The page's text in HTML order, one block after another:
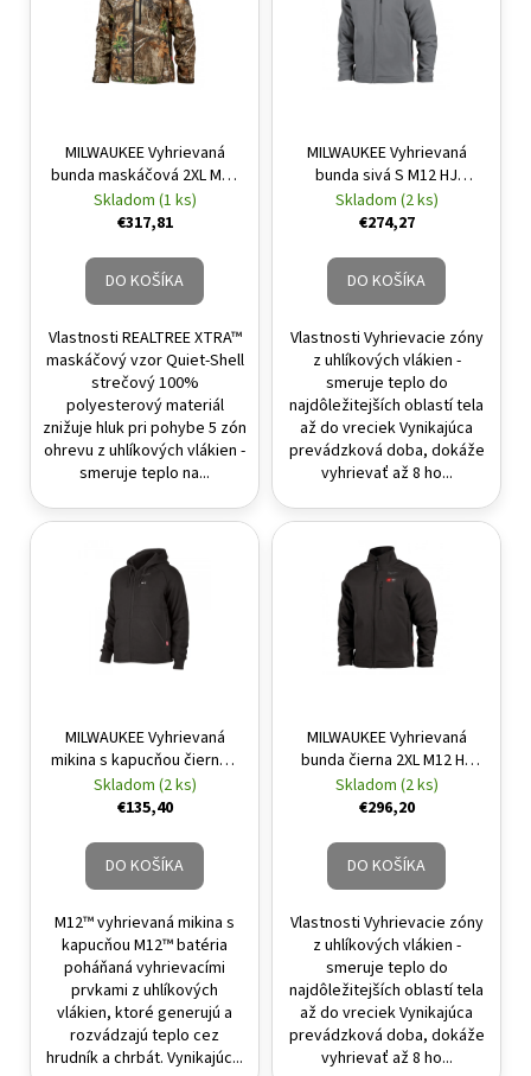
MILWAUKEE Vyhrievaná
bunda maskáčová 2XL M12
HJ CAMO6-0 (bez batérie a
nabíjačky)
Skladom (1 ks)
€317,81
DO KOŠÍKA
Vlastnosti REALTREE XTRA™
maskáčový vzor Quiet-Shell
strečový 100%
polyesterový materiál
znižuje hluk pri pohybe 5 zón
ohrevu z uhlíkových vlákien -
smeruje teplo na...
MILWAUKEE Vyhrievaná
bunda sivá S M12 HJ
GREY5-0 (bez batérie a
nabíjačky)
Skladom (2 ks)
€274,27
DO KOŠÍKA
Vlastnosti Vyhrievacie zóny
z uhlíkových vlákien -
smeruje teplo do
najdôležitejších oblastí tela
až do vreciek Vynikajúca
prevádzková doba, dokáže
vyhrievať až 8 ho...
MILWAUKEE Vyhrievaná
mikina s kapucňou čierna L
M12 HHBL4-201 (1 x 2,0 Ah
batéria + nabíjačka)
Skladom (2 ks)
€135,40
DO KOŠÍKA
M12™ vyhrievaná mikina s
kapucňou M12™ batéria
poháňaná vyhrievacími
prvkami z uhlíkových
vlákien, ktoré generujú a
rozvádzajú teplo cez
hrudník a chrbát. Vynikajúc...
MILWAUKEE Vyhrievaná
bunda čierna 2XL M12 HJ
BL5-0 (bez batérie a
nabíjačky)
Skladom (2 ks)
€296,20
DO KOŠÍKA
Vlastnosti Vyhrievacie zóny
z uhlíkových vlákien -
smeruje teplo do
najdôležitejších oblastí tela
až do vreciek Vynikajúca
prevádzková doba, dokáže
vyhrievať až 8 ho...